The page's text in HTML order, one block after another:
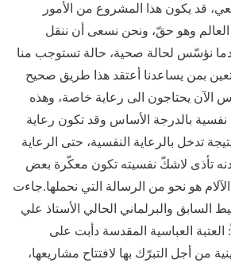
قد يكون هذا المشروع من الأمور
العالم وهو حقّ، ونحن نسعى أن ننقل
نؤسّس لحالة صحية، حالة تستوجب منا
بمن يساعدنا أعتقد هذا طريق صحيح
الآن يحتاجون الى رعاية خاصة، وهذه
نفسية بالدرجة الأساس وقد تكون رعاية
تدخل بالرعاية النفسية، حتى الرعاية
بدنه تأذى لاشكّ نفسيته تكون معكّرة بعض
هو نحو من الرسالة التي نحملها.جاءت
السابق والبرلماني الحالي الأستاذ علي
العتبة العباسية المقدسة دأبت على
من أجل التبرّك بها لافتتاح مشاريعها،